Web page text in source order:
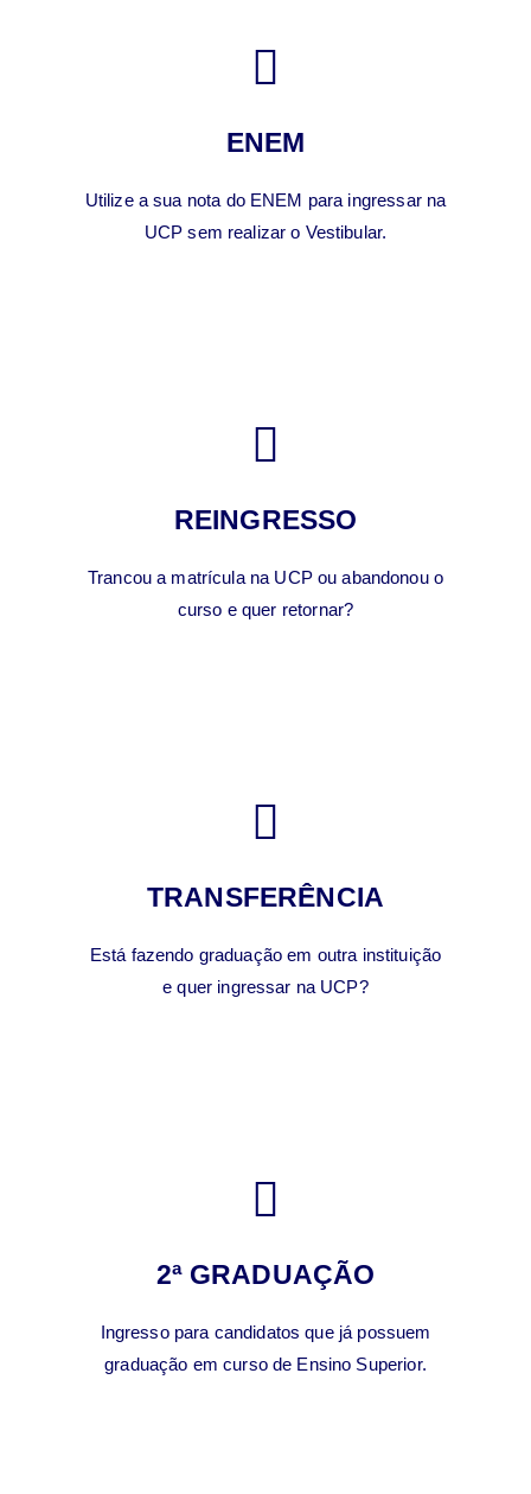
ENEM
Utilize a sua nota do ENEM para ingressar na
UCP sem realizar o Vestibular.
REINGRESSO
Trancou a matrícula na UCP ou abandonou o
curso e quer retornar?
TRANSFERÊNCIA
Está fazendo graduação em outra instituição
e quer ingressar na UCP?
2ª GRADUAÇÃO
Ingresso para candidatos que já possuem
graduação em curso de Ensino Superior.